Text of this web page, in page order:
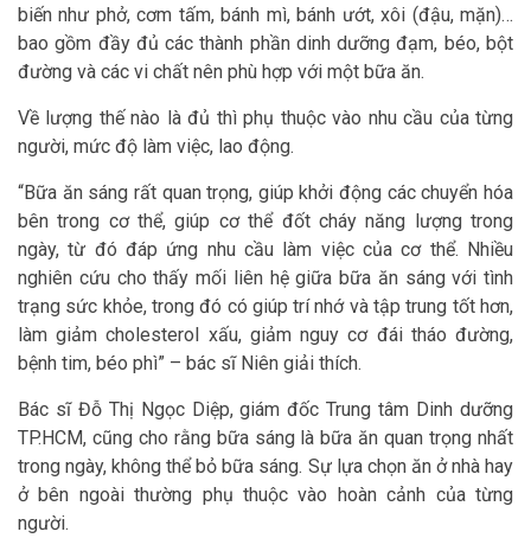
biến như phở, cơm tấm, bánh mì, bánh ướt, xôi (đậu, mặn)…
bao gồm đầy đủ các thành phần dinh dưỡng đạm, béo, bột
đường và các vi chất nên phù hợp với một bữa ăn.
Về lượng thế nào là đủ thì phụ thuộc vào nhu cầu của từng
người, mức độ làm việc, lao động.
“Bữa ăn sáng rất quan trọng, giúp khởi động các chuyển hóa
bên trong cơ thể, giúp cơ thể đốt cháy năng lượng trong
ngày, từ đó đáp ứng nhu cầu làm việc của cơ thể. Nhiều
nghiên cứu cho thấy mối liên hệ giữa bữa ăn sáng với tình
trạng sức khỏe, trong đó có giúp trí nhớ và tập trung tốt hơn,
làm giảm cholesterol xấu, giảm nguy cơ đái tháo đường,
bệnh tim, béo phì” – bác sĩ Niên giải thích.
Bác sĩ Đỗ Thị Ngọc Diệp, giám đốc Trung tâm Dinh dưỡng
TP.HCM, cũng cho rằng bữa sáng là bữa ăn quan trọng nhất
trong ngày, không thể bỏ bữa sáng. Sự lựa chọn ăn ở nhà hay
ở bên ngoài thường phụ thuộc vào hoàn cảnh của từng
người.